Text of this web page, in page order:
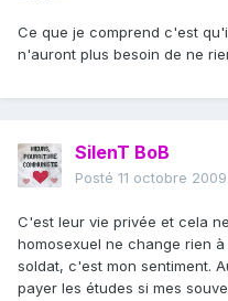
Ce que je comprend c'est
n'auront plus besoin de ne
SilenT BoB
Posté 11 octobre 2009
C'est leur vie privée et cela
homosexuel ne change rien
soldat, c'est mon sentiment.
payer les études si mes